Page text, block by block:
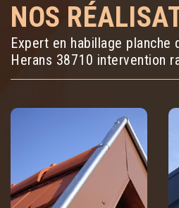
NOS
Expert en habillage planche
Herans 38710 intervention